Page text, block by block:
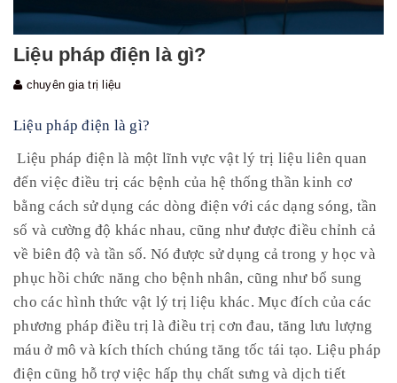
Liệu pháp điện là gì?
chuyên gia trị liệu
Liệu pháp điện là gì?
Liệu pháp điện là một lĩnh vực vật lý trị liệu liên quan
đến việc điều trị các bệnh của hệ thống thần kinh cơ
bằng cách sử dụng các dòng điện với các dạng sóng, tần
số và cường độ khác nhau, cũng như được điều chỉnh cả
về biên độ và tần số. Nó được sử dụng cả trong y học và
phục hồi chức năng cho bệnh nhân, cũng như bổ sung
cho các hình thức vật lý trị liệu khác. Mục đích của các
phương pháp điều trị là điều trị cơn đau, tăng lưu lượng
máu ở mô và kích thích chúng tăng tốc tái tạo. Liệu pháp
điện cũng hỗ trợ việc hấp thụ chất sưng và dịch tiết